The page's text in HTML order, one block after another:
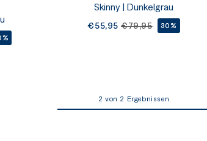
Skinny | Dunkelgrau
€55,95 €79,95 30%
2 von 2 Ergebnissen